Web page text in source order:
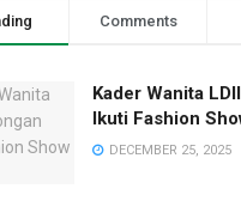
Comments
Kader Wanita
Ikuti Fashion
DECEMBER 25, 2025